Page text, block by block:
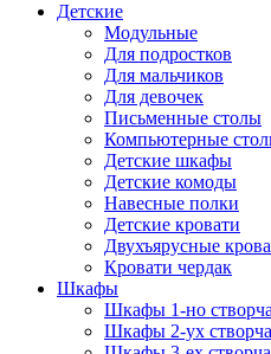
Детские
Модульные
Для подростков
Для мальчиков
Для девочек
Письменные столы
Компьютерные
Детские шкафы
Детские комоды
Навесные полки
Детские кровати
Двухъярусные
Кровати чердак
Шкафы
Шкафы 1-но
Шкафы 2-ух